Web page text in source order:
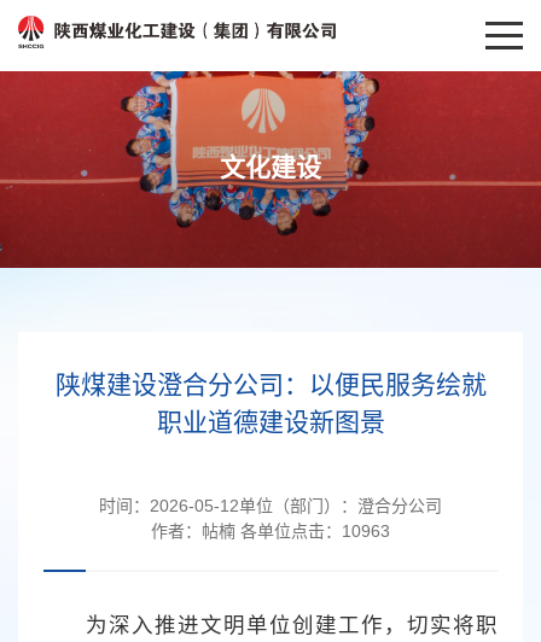
文化建设
陕煤建设澄合分公司：以便民服务绘就
职业道德建设新图景
时间： 2026-05-12单位（部门）： 澄合分公司
作者： 帖楠 各单位点击： 10963
为深入推进文明单位创建工作，切实将职